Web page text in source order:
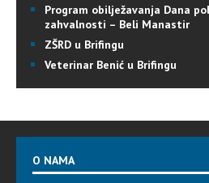
Program obilježavanja Dana
zahvalnosti – Beli Manastir
ZŠRD u Brifingu
Veterinar Benić u Brifingu
O NAMA